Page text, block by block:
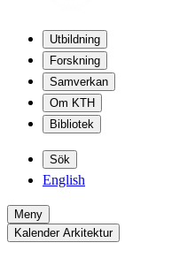
Utbildning
Forskning
Samverkan
Om KTH
Bibliotek
Sök
English
Meny
Kalender Arkitektur